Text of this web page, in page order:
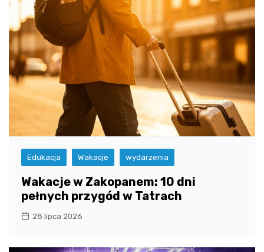
Edukacja Wakacje wydarzenia
Wakacje w Zakopanem: 10 dni
pełnych przygód w Tatrach
28 lipca 2026